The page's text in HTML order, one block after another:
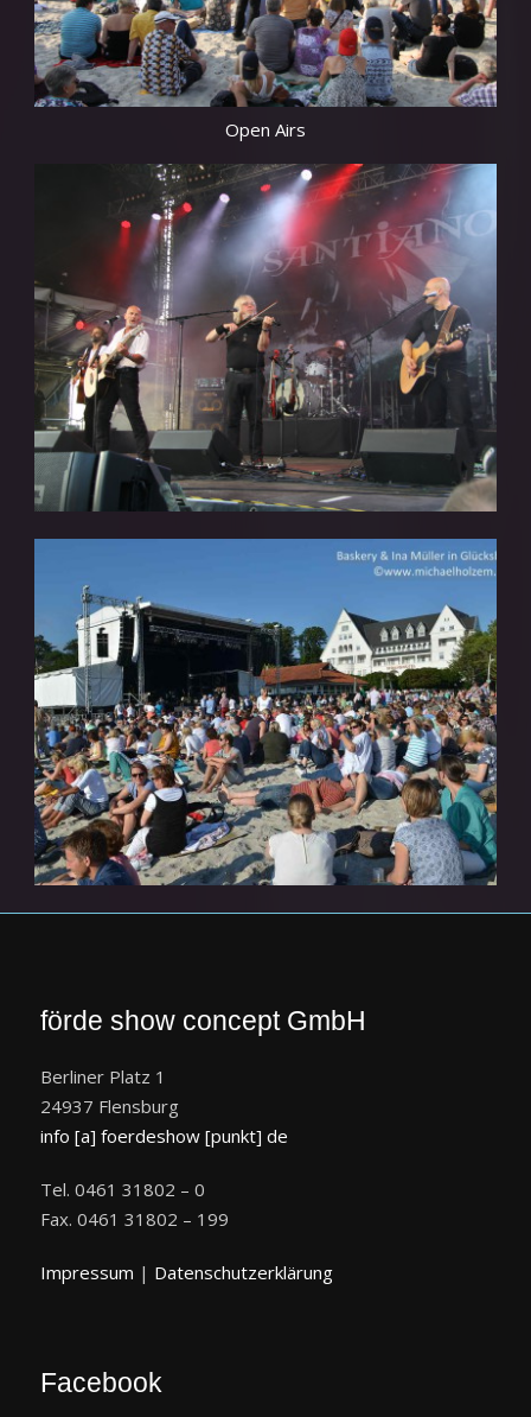
Open Airs
förde show concept GmbH
Berliner Platz 1
24937 Flensburg
info [a] foerdeshow [punkt] de
Tel. 0461 31802 – 0
Fax. 0461 31802 – 199
Impressum | Datenschutzerklärung
Facebook